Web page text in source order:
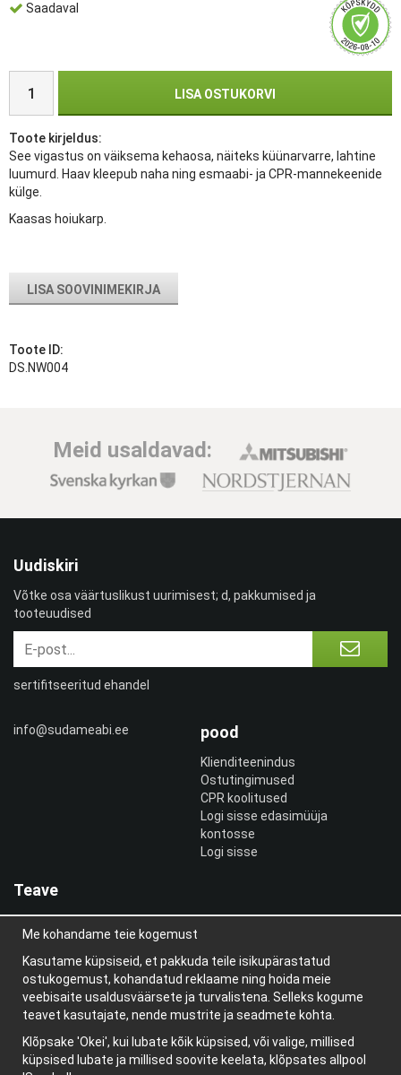
Saadaval
LISA OSTUKORVI
Toote kirjeldus:
See vigastus on väiksema kehaosa, näiteks küünarvarre, lahtine
luumurd. Haav kleepub naha ning esmaabi- ja CPR-mannekeenide
külge.
Kaasas hoiukarp.
LISA SOOVINIMEKIRJA
Toote ID:
DS.NW004
Meid usaldavad:
info@sudameabi.ee pood
Klienditeenindus
Ostutingimused
CPR koolitused
Logi sisse edasimüüja
kontosse
Logi sisse
Teave
Meist
uudiskiri
Teave küpsiste kohta
Blogi
Uudiskiri
Võtke osa väärtuslikust uurimisest; d, pakkumised ja
tooteuudised
sertifitseeritud ehandel
Me kohandame teie kogemust
Kasutame küpsiseid, et pakkuda teile isikupärastatud
ostukogemust, kohandatud reklaame ning hoida meie
veebisaite usaldusväärsete ja turvalistena. Selleks kogume
teavet kasutajate, nende mustrite ja seadmete kohta.
Klõpsake 'Okei', kui lubate kõik küpsised, või valige, millised
küpsised lubate ja millised soovite keelata, klõpsates allpool